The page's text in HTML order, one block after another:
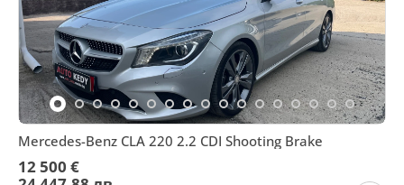
Mercedes-Benz CLA 220 2.2 CDI Shooting Brake
12 500 €